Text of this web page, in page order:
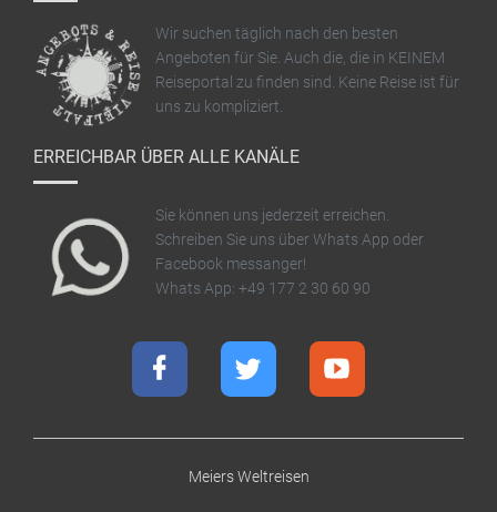
Wir suchen täglich nach den besten
Angeboten für Sie. Auch die, die in KEINEM
Reiseportal zu finden sind. Keine Reise ist für
uns zu kompliziert.
ERREICHBAR ÜBER ALLE KANÄLE
Sie können uns jederzeit erreichen.
Schreiben Sie uns über Whats App oder
Facebook messanger!
Whats App: +49 177 2 30 60 90
Meiers Weltreisen